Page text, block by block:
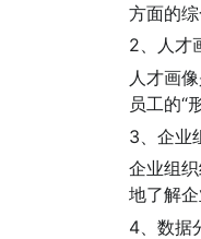
方面的
2、人才
人才画
员工的“
3、企业
企业组
地了解
4、数据